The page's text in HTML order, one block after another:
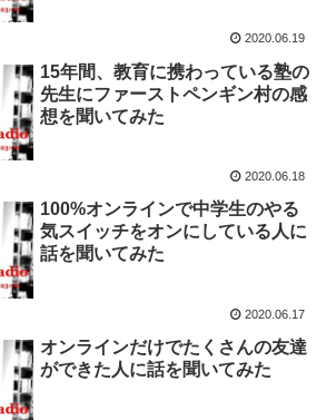
2020.06.19
15年間、教育に携わっている塾の
先生にファーストペンギン村の感
想を聞いてみた
2020.06.18
100%オンラインで中学生のやる
気スイッチをオンにしている人に
話を聞いてみた
2020.06.17
オンラインだけでたくさんの友達
ができた人に話を聞いてみた